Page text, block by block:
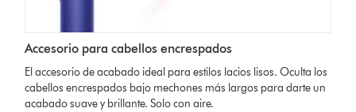
Accesorio para cabellos encrespados
El accesorio de acabado ideal para estilos lacios lisos. Oculta los
cabellos encrespados bajo mechones más largos para darte un
acabado suave y brillante. Solo con aire.